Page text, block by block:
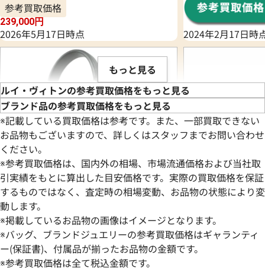
参考買取価格
239,000円
2026年5月17日時点 2024年2月17日時
ルイ・ヴィトン モノグラムアンプラント
ネオノエBB ハンドバッグ M46734
ルイ・ヴィトン
リオメッセンジャ
もっと見る
ルイ・ヴィトンの参考買取価格をもっと見る
ブランド品の参考買取価格をもっと見る
※記載している買取価格は参考です。また、一部買取できない
お品物もございますので、詳しくはスタッフまでお問い合わせ
ください。
※参考買取価格は、国内外の相場、市場流通価格および当社取
引実績をもとに算出した目安価格です。実際の買取価格を保証
するものではなく、査定時の相場変動、お品物の状態により変
動します。
※掲載しているお品物の画像はイメージとなります。
※バッグ、ブランドジュエリーの参考買取価格はギャランティ
ー(保証書)、付属品が揃ったお品物の金額です。
※参考買取価格は全て税込金額です。